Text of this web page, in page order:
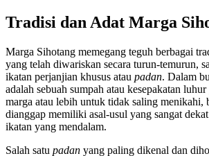
Tradisi dan Adat Marga
Marga Sihotang memegang teguh berbagai
yang telah diwariskan secara turun-temurun,
ikatan perjanjian khusus atau padan. Dalam
adalah sebuah sumpah atau kesepakatan
marga atau lebih untuk tidak saling menikahi,
dianggap memiliki asal-usul yang sangat
ikatan yang mendalam.
Salah satu padan yang paling dikenal dan